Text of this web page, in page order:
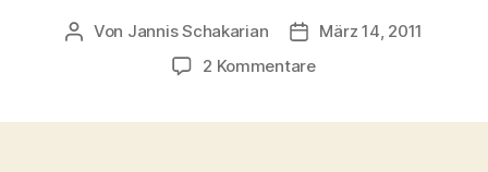
Beitragsautor
Von Jannis Schakarian Veröffentlichungsdatum
März 14, 2011
2 Kommentarezu